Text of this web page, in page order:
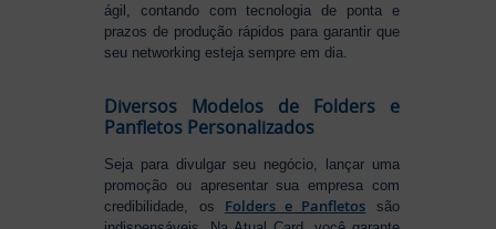
ágil, contando com tecnologia de ponta e
prazos de produção rápidos para garantir que
seu networking esteja sempre em dia.
Diversos Modelos de Folders e
Panfletos Personalizados
Seja para divulgar seu negócio, lançar uma
promoção ou apresentar sua empresa com
credibilidade, os Folders e Panfletos são